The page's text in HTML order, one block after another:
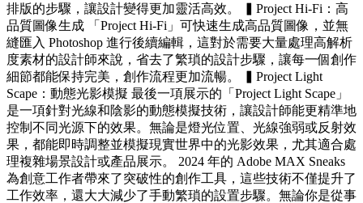
排版的步驟，讓設計變得更加靈活高效。 ▍Project Hi-Fi：高
品質圖像生成 「Project Hi-Fi」可快速生成高品質圖像，並無
縫匯入 Photoshop 進行後續編輯，這對於需要大量處理高解析
度素材的設計師來說，省去了繁瑣的設計步驟，讓每一個創作
細節都能保持完美，創作流程更加流暢。 ▍Project Light
Scape：動態光影模擬 最後一項展示的「Project Light Scape」
是一項針對光線和陰影的動態模擬技術，讓設計師能更精準地
控制不同光源下的效果。無論是燈光位置、光線強弱或反射效
果，都能即時調整並模擬現實世界中的光影效果，尤其適合處
理複雜場景設計或產品展示。 2024 年的 Adobe MAX Sneaks
為創意工作者帶來了突破性的創作工具，這些技術不僅提升了
工作效率，還大大減少了手動繁瑣的設置步驟。無論你是從事